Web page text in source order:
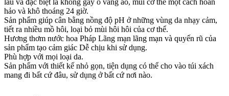
hảo và khô thoáng 24 giờ.
Sản phẩm giúp cân bằng nồng độ pH ở những vùng da nhạy cảm,
tiết ra nhiều mồ hôi, loại bỏ mùi hôi hôi của cơ thể.
Hương thơm nước hoa Pháp Lãng mạn lãng mạn và quyến rũ của
sản phẩm tạo cảm giác Dễ chịu khi sử dụng.
Phù hợp với mọi loại da.
Sản phẩm với thiết kế nhỏ gọn, tiện dụng có thể cho vào túi xách
mang đi bất cứ đâu, sử dụng ở bất cứ nơi nào.